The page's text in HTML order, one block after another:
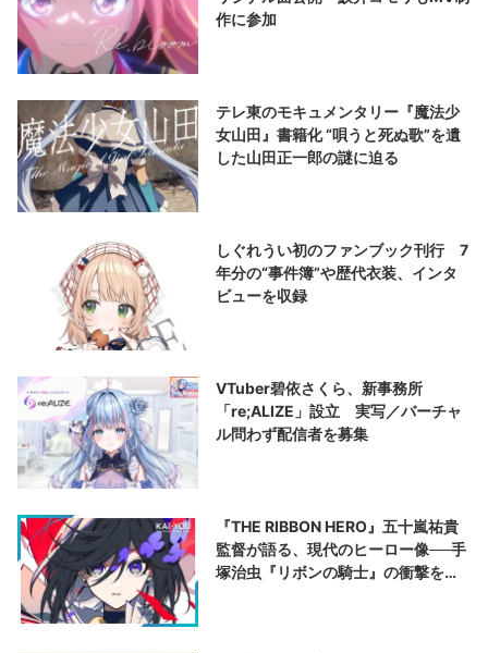
作に参加
テレ東のモキュメンタリー『魔法少
女山田』書籍化 “唄うと死ぬ歌”を遺
した山田正一郎の謎に迫る
しぐれうい初のファンブック刊行 7
年分の“事件簿”や歴代衣装、インタ
ビューを収録
VTuber碧依さくら、新事務所
「re;ALIZE」設立 実写／バーチャ
ル問わず配信者を募集
『THE RIBBON HERO』五十嵐祐貴
監督が語る、現代のヒーロー像──手
塚治虫『リボンの騎士』の衝撃を再